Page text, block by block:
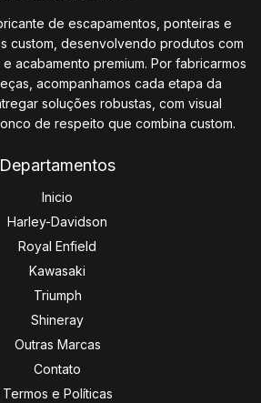
de escapamentos, ponteiras e
custom, desenvolvendo produtos com
acabamento premium. Por fabricarmos
acompanhamos cada etapa da
soluções robustas, com visual
de respeito que combina custom.
Departamentos
Inicio
Harley-Davidson
Royal Enfield
Kawasaki
Triumph
Shineray
Outras Marcas
Contato
Termos e Políticas